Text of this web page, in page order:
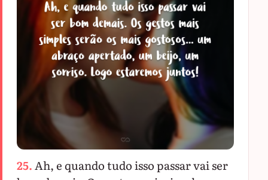
25.Ah, e quando tudo isso passar vai ser